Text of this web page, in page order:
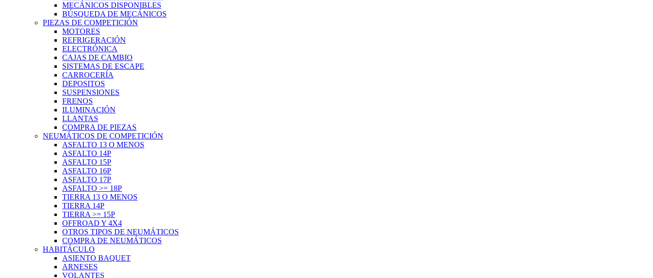
MECÁNICOS DISPONIBLES
BÚSQUEDA DE MECÁNICOS
PIEZAS DE COMPETICIÓN
MOTORES
REFRIGERACIÓN
ELECTRÓNICA
CAJAS DE CAMBIO
SISTEMAS DE ESCAPE
CARROCERÍA
DEPOSITOS
SUSPENSIONES
FRENOS
ILUMINACIÓN
LLANTAS
COMPRA DE PIEZAS
NEUMÁTICOS DE COMPETICIÓN
ASFALTO 13 O MENOS
ASFALTO 14P
ASFALTO 15P
ASFALTO 16P
ASFALTO 17P
ASFALTO >= 18P
TIERRA 13 O MENOS
TIERRA 14P
TIERRA >= 15P
OFFROAD Y 4X4
OTROS TIPOS DE NEUMÁTICOS
COMPRA DE NEUMÁTICOS
HABITÁCULO
ASIENTO BAQUET
ARNESES
VOLANTES